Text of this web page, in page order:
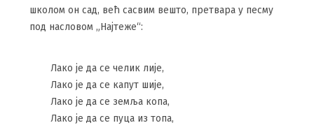
школом он сад, већ сасвим вешто, претвара у песму
под насловом „Најтеже“:
Лако је да се челик лије,
Лако је да се капут шије,
Лако је да се земља копа,
Лако је да се пуца из топа,